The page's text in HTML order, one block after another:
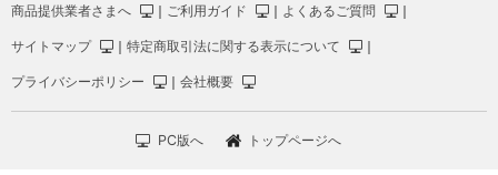
商品提供業者さまへ ｜ ご利用ガイド ｜ よくあるご質問 ｜
サイトマップ ｜ 特定商取引法に関する表示について ｜
プライバシーポリシー ｜ 会社概要
PC版へ トップページへ